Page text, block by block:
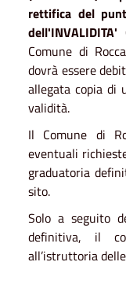
rettifica del
dell'INVALIDITA'
Comune di
dovrà essere
allegata copia di
validità.
Il Comune di
eventuali
graduatoria
sito.
Solo a seguito
definitiva, il
all’istruttoria